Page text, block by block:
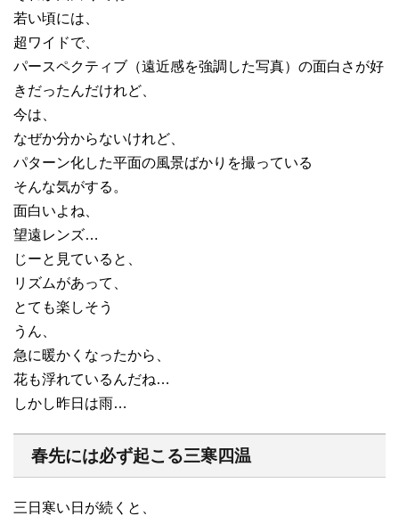
若い頃には、
超ワイドで、
パースペクティブ（遠近感を強調した写真）の面白さが好
きだったんだけれど、
今は、
なぜか分からないけれど、
パターン化した平面の風景ばかりを撮っている
そんな気がする。
面白いよね、
望遠レンズ…
じーと見ていると、
リズムがあって、
とても楽しそう
うん、
急に暖かくなったから、
花も浮れているんだね…
しかし昨日は雨…
春先には必ず起こる三寒四温
三日寒い日が続くと、